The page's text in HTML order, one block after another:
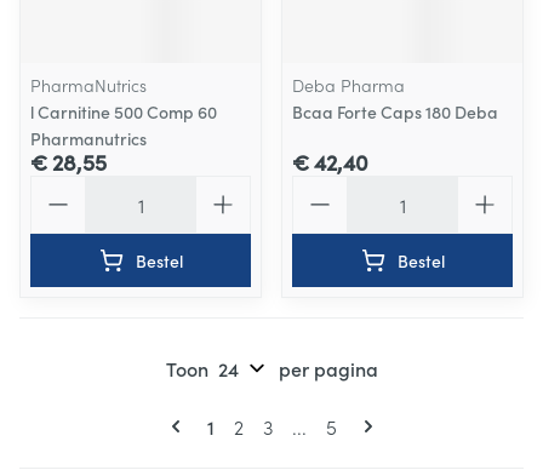
PharmaNutrics
l Carnitine 500 Comp 60
Pharmanutrics
€ 28,55
Bestel
Deba Pharma
Bcaa Forte Caps 180 Deba
€ 42,40
Bestel
Pagina's
U lees momenteel pagina
1 Pagina
2 Pagina
3 ... Pagina
5
Toon per pagina